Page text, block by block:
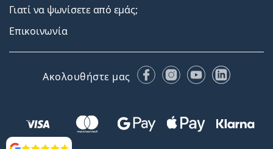
Γιατί να ψωνίσετε από εμάς;
Επικοινωνία
Ακολουθήστε μας FacebookInstagram
YouTubeLinkedIn